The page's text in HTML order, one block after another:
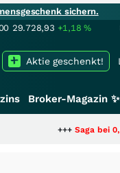
sichern.
29.728,93 +1,18%
Aktie geschenkt!
Broker-Magazin ✨
Saga bei 0,53 CAD: